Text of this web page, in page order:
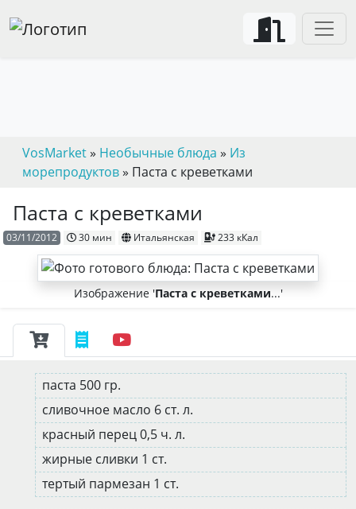
VosMarket» Необычные блюда » Из
морепродуктов» Паста с креветками
Паста с креветками
03/11/2012 30 мин Итальянская 233 кКал
Изображение 'Паста с креветками...'
паста 500 гр.
сливочное масло 6 ст. л.
красный перец 0,5 ч. л.
жирные сливки 1 ст.
тертый пармезан 1 ст.